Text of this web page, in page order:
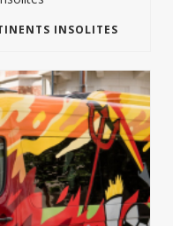
INSOLITES